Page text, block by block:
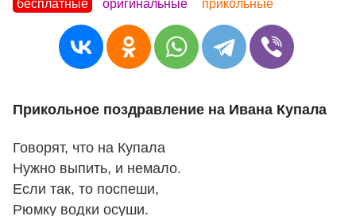
бесплатные
оригинальные прикольные
Прикольное поздравление на Ивана Купала
Говорят, что на Купала
Нужно выпить, и немало.
Если так, то поспеши,
Рюмку водки осуши.